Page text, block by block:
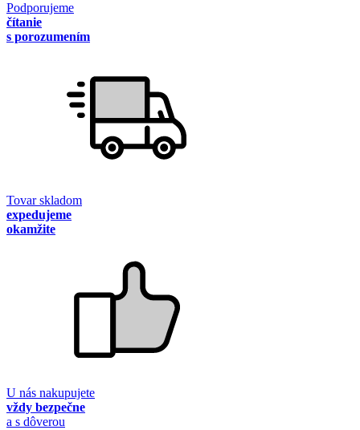
Podporujeme
čítanie
s porozumením
Tovar skladom
expedujeme
okamžite
U nás nakupujete
vždy bezpečne
a s dôverou